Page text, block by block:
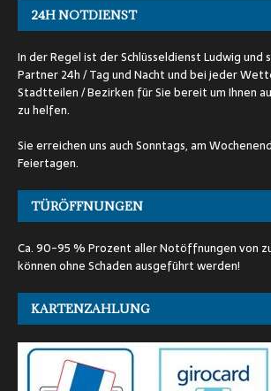
24H NOTDIENST
In der Regel ist der Schlüsseldienst Ludwig und
Partner 24h / Tag und Nacht und bei jeder
Stadtteilen / Bezirken für Sie bereit um Ihnen
zu helfen.
Sie erreichen uns auch Sonntags, am
Feiertagen.
TÜRÖFFNUNGEN
Ca. 90-95 % Prozent aller Notöffnungen von
können ohne Schaden ausgeführt werden!
KARTENZAHLUNG